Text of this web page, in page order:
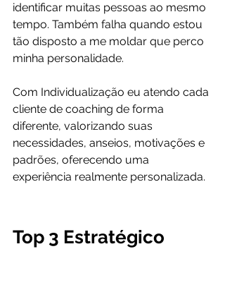
identificar muitas pessoas ao mesmo
tempo. Também falha quando estou
tão disposto a me moldar que perco
minha personalidade.
Com Individualização eu atendo cada
cliente de coaching de forma
diferente, valorizando suas
necessidades, anseios, motivações e
padrões, oferecendo uma
experiência realmente personalizada.
Top 3 Estratégico